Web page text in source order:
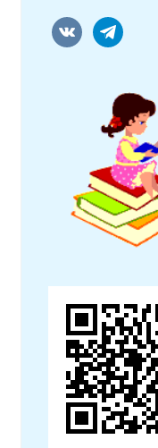
vkontaktetelegram